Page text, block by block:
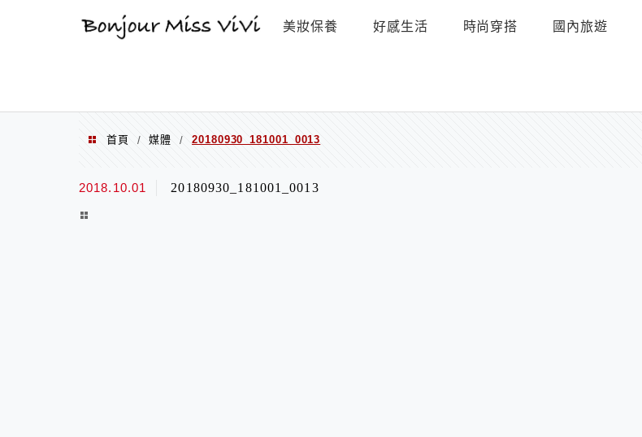
美妝保養 好感生活 時尚穿搭 國內旅遊
首頁 / 媒體 / 20180930_181001_0013
2018.10.01 20180930_181001_0013